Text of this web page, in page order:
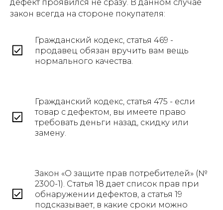
дефект проявился не сразу. В данном случае
закон всегда на стороне покупателя:
Гражданский кодекс, статья 469 -
продавец обязан вручить вам вещь
нормального качества.
Гражданский кодекс, статья 475 - если
товар с дефектом, вы имеете право
требовать деньги назад, скидку или
замену.
Закон «О защите прав потребителей» (№
2300-1). Статья 18 дает список прав при
обнаружении дефектов, а статья 19
подсказывает, в какие сроки можно